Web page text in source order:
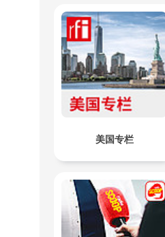
美国专栏